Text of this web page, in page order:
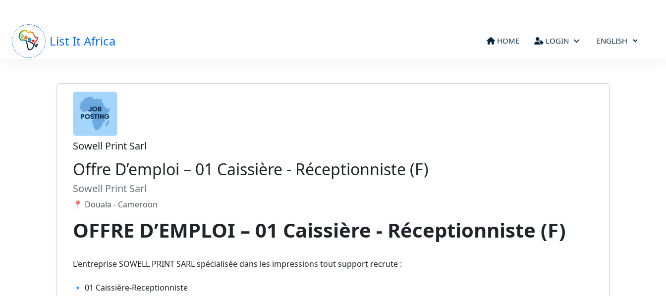
List It Africa HOME LOGIN
Sowell Print Sarl
Offre D’emploi – 01 Caissière - Réceptionniste (F)
Sowell Print Sarl
📍 Douala - Cameroon
OFFRE D’EMPLOI – 01 Caissière - Réceptionniste (F)
L'entreprise SOWELL PRINT SARL spécialisée dans les impressions tout support recrute :
🔹 01 Caissière-Receptionniste